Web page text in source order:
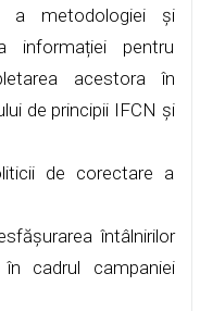
a metodologiei și
informației pentru
acestora în
de principii IFCN și
de corectare a
întâlnirilor
cadrul campaniei